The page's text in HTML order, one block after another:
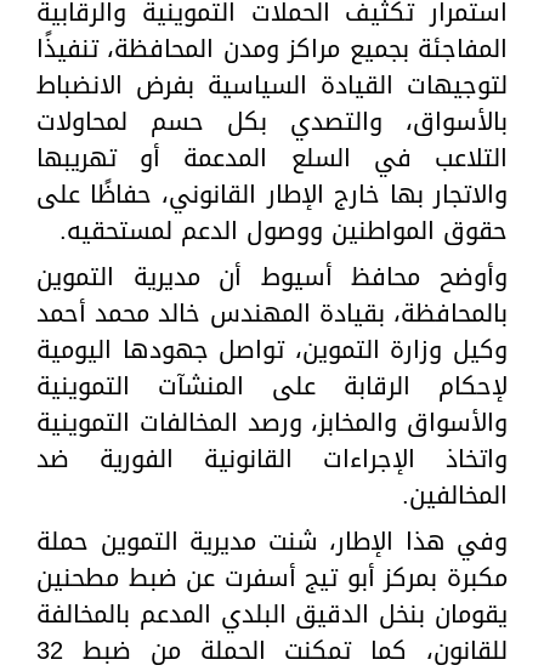
استمرار تكثيف الحملات التموينية والرقابية
المفاجئة بجميع مراكز ومدن المحافظة، تنفيذًا
لتوجيهات القيادة السياسية بفرض الانضباط
بالأسواق، والتصدي بكل حسم لمحاولات
التلاعب في السلع المدعمة أو تهريبها
والاتجار بها خارج الإطار القانوني، حفاظًا على
حقوق المواطنين ووصول الدعم لمستحقيه.
وأوضح محافظ أسيوط أن مديرية التموين
بالمحافظة، بقيادة المهندس خالد محمد أحمد
وكيل وزارة التموين، تواصل جهودها اليومية
لإحكام الرقابة على المنشآت التموينية
والأسواق والمخابز، ورصد المخالفات التموينية
واتخاذ الإجراءات القانونية الفورية ضد
المخالفين.
وفي هذا الإطار، شنت مديرية التموين حملة
مكبرة بمركز أبو تيج أسفرت عن ضبط مطحنين
يقومان بنخل الدقيق البلدي المدعم بالمخالفة
للقانون، كما تمكنت الحملة من ضبط 32